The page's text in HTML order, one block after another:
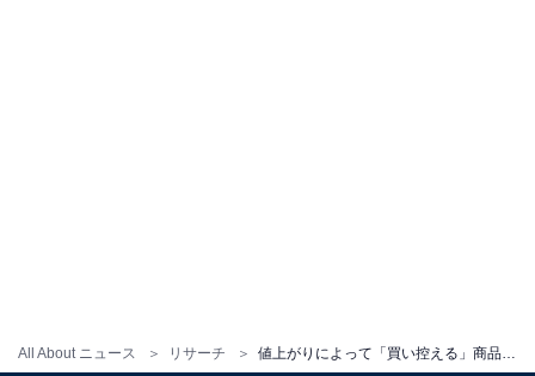
All About ニュース リサーチ